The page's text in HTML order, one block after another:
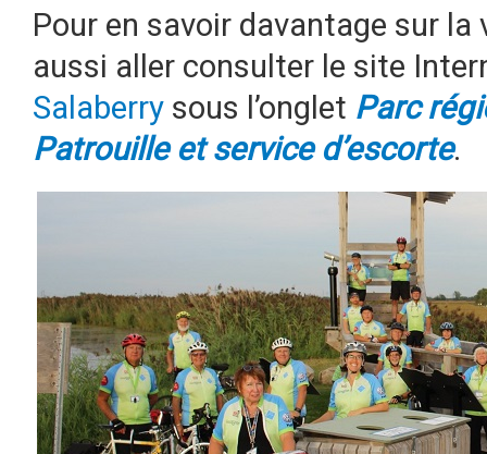
Pour en savoir davantage sur
aussi aller consulter le site
Salaberry sous l’onglet Parc
Patrouille et service d’escorte.